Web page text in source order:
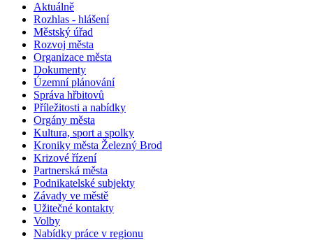
Aktuálně
Rozhlas - hlášení
Městský úřad
Rozvoj města
Organizace města
Dokumenty
Územní plánování
Správa hřbitovů
Příležitosti a nabídky
Orgány města
Kultura, sport a spolky
Kroniky města Železný Brod
Krizové řízení
Partnerská města
Podnikatelské subjekty
Závady ve městě
Užitečné kontakty
Volby
Nabídky práce v regionu